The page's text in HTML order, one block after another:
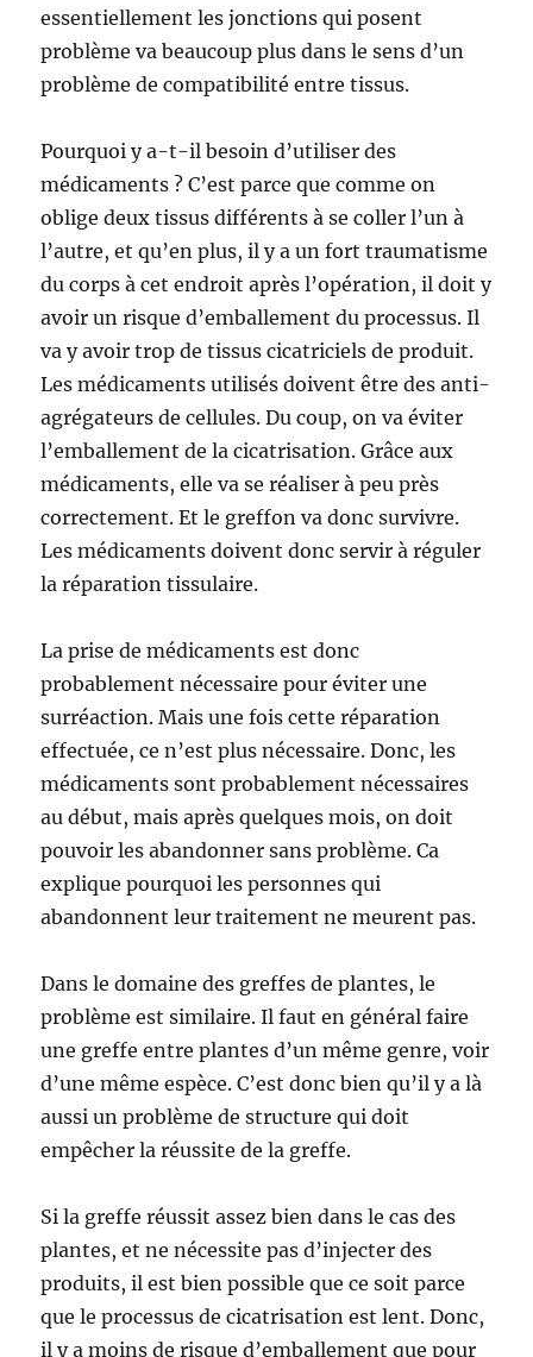
essentiellement les jonctions qui posent
problème va beaucoup plus dans le sens d’un
problème de compatibilité entre tissus.
Pourquoi y a-t-il besoin d’utiliser des
médicaments ? C’est parce que comme on
oblige deux tissus différents à se coller l’un à
l’autre, et qu’en plus, il y a un fort traumatisme
du corps à cet endroit après l’opération, il doit y
avoir un risque d’emballement du processus. Il
va y avoir trop de tissus cicatriciels de produit.
Les médicaments utilisés doivent être des anti-
agrégateurs de cellules. Du coup, on va éviter
l’emballement de la cicatrisation. Grâce aux
médicaments, elle va se réaliser à peu près
correctement. Et le greffon va donc survivre.
Les médicaments doivent donc servir à réguler
la réparation tissulaire.
La prise de médicaments est donc
probablement nécessaire pour éviter une
surréaction. Mais une fois cette réparation
effectuée, ce n’est plus nécessaire. Donc, les
médicaments sont probablement nécessaires
au début, mais après quelques mois, on doit
pouvoir les abandonner sans problème. Ca
explique pourquoi les personnes qui
abandonnent leur traitement ne meurent pas.
Dans le domaine des greffes de plantes, le
problème est similaire. Il faut en général faire
une greffe entre plantes d’un même genre, voir
d’une même espèce. C’est donc bien qu’il y a là
aussi un problème de structure qui doit
empêcher la réussite de la greffe.
Si la greffe réussit assez bien dans le cas des
plantes, et ne nécessite pas d’injecter des
produits, il est bien possible que ce soit parce
que le processus de cicatrisation est lent. Donc,
il y a moins de risque d’emballement que pour